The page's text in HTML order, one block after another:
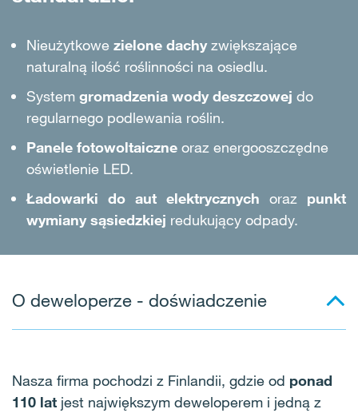
Nieużytkowe zielone dachyzwiększające
naturalną ilość roślinności na osiedlu.
System gromadzenia wody deszczowej do
regularnego podlewania roślin.
Panele fotowoltaiczne oraz energooszczędne
oświetlenie LED.
Ładowarki do aut elektrycznych oraz punkt
wymiany sąsiedzkiej redukujący odpady.
O deweloperze - doświadczenie
Nasza firma pochodzi z Finlandii, gdzie od ponad
110 lat jest największym deweloperem i jedną z